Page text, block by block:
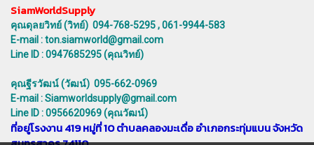
SiamWorldSupply
คุณดุลยวิทย์ (วิทย์) 094-768-5295 , 061-9944-583
E-mail : ton.siamworld@gmail.com
Line ID : 0947685295 (คุณวิทย์)
คุณฐีรวัฒน์ (วัฒน์) 095-662-0969
E-mail : Siamworldsupply@gmail.com
Line ID : 0956620969 (คุณวัฒน์)
ที่อยู่โรงงาน 419 หมู่ที่ 10 ตำบลคลองมะเดื่อ อำเภอกระทุ่มแบน จังหวัด